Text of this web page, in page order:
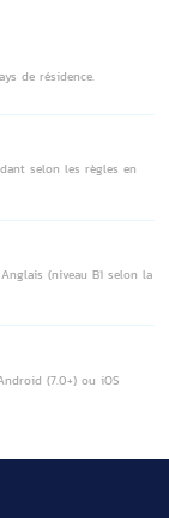
de résidence.
selon les règles en
(niveau B1 selon la
(7.0+) ou iOS